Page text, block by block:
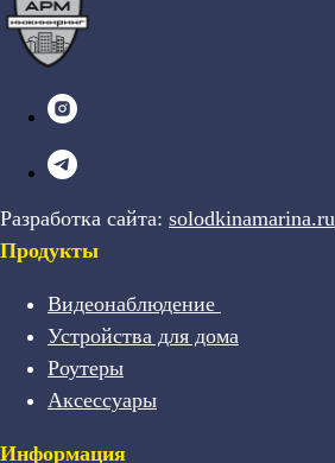
Разработка сайта: solodkinamarina.ru
Продукты
Видеонаблюдение
Устройства для дома
Роутеры
Аксессуары
Информация